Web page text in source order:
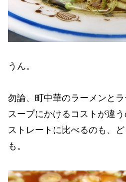
うん。
勿論、町中華のラーメンとラ
スープにかけるコストが違
ストレートに比べるのも、
も。